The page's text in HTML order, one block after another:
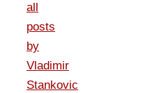
all
posts
by
Vladimir
Stankovic